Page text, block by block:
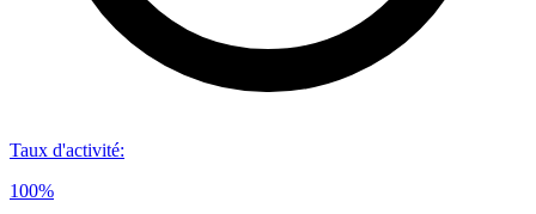
Taux d'activité:
100%